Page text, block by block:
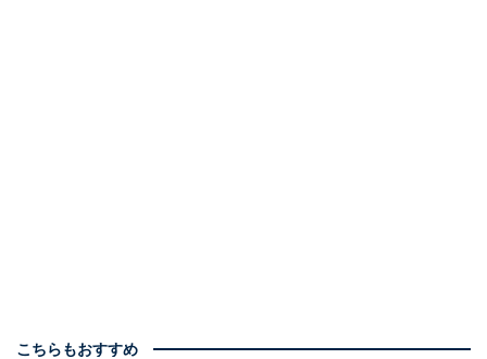
こちらもおすすめ